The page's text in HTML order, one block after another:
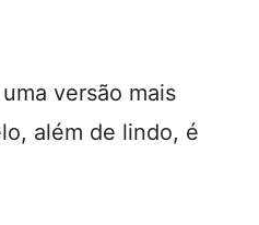
versão mais
além de lindo, é